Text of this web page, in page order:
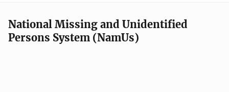
National Missing and Unidentified
Persons System (NamUs)